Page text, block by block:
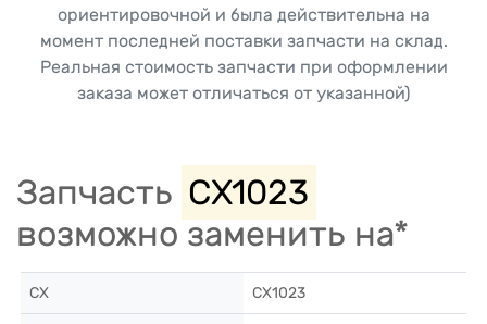
ориентировочной и была действительна на
момент последней поставки запчасти на склад.
Реальная стоимость запчасти при оформлении
заказа может отличаться от указанной)
Запчасть CX1023
возможно заменить на*
CX CX1023